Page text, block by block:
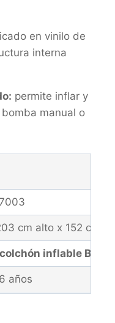
en vinilo de
interna
permite inflar y
manual o
cm alto x 152 cm
colchón inflable
años